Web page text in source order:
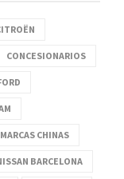
CONCESIONARIOS
MARCAS CHINAS
BARCELONA